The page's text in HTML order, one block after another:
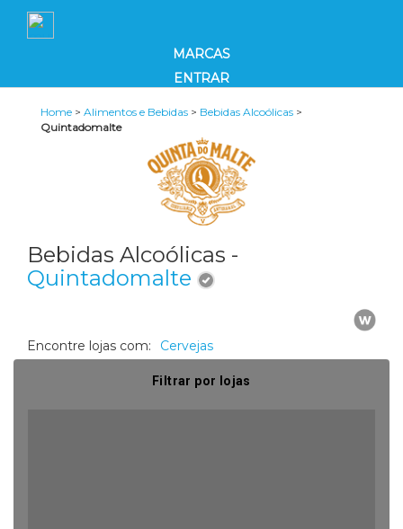
MARCAS
ENTRAR
Home > Alimentos e Bebidas > Bebidas Alcoólicas >
Quintadomalte
Bebidas Alcoólicas -
Quintadomalte
Encontre lojas com: Cervejas